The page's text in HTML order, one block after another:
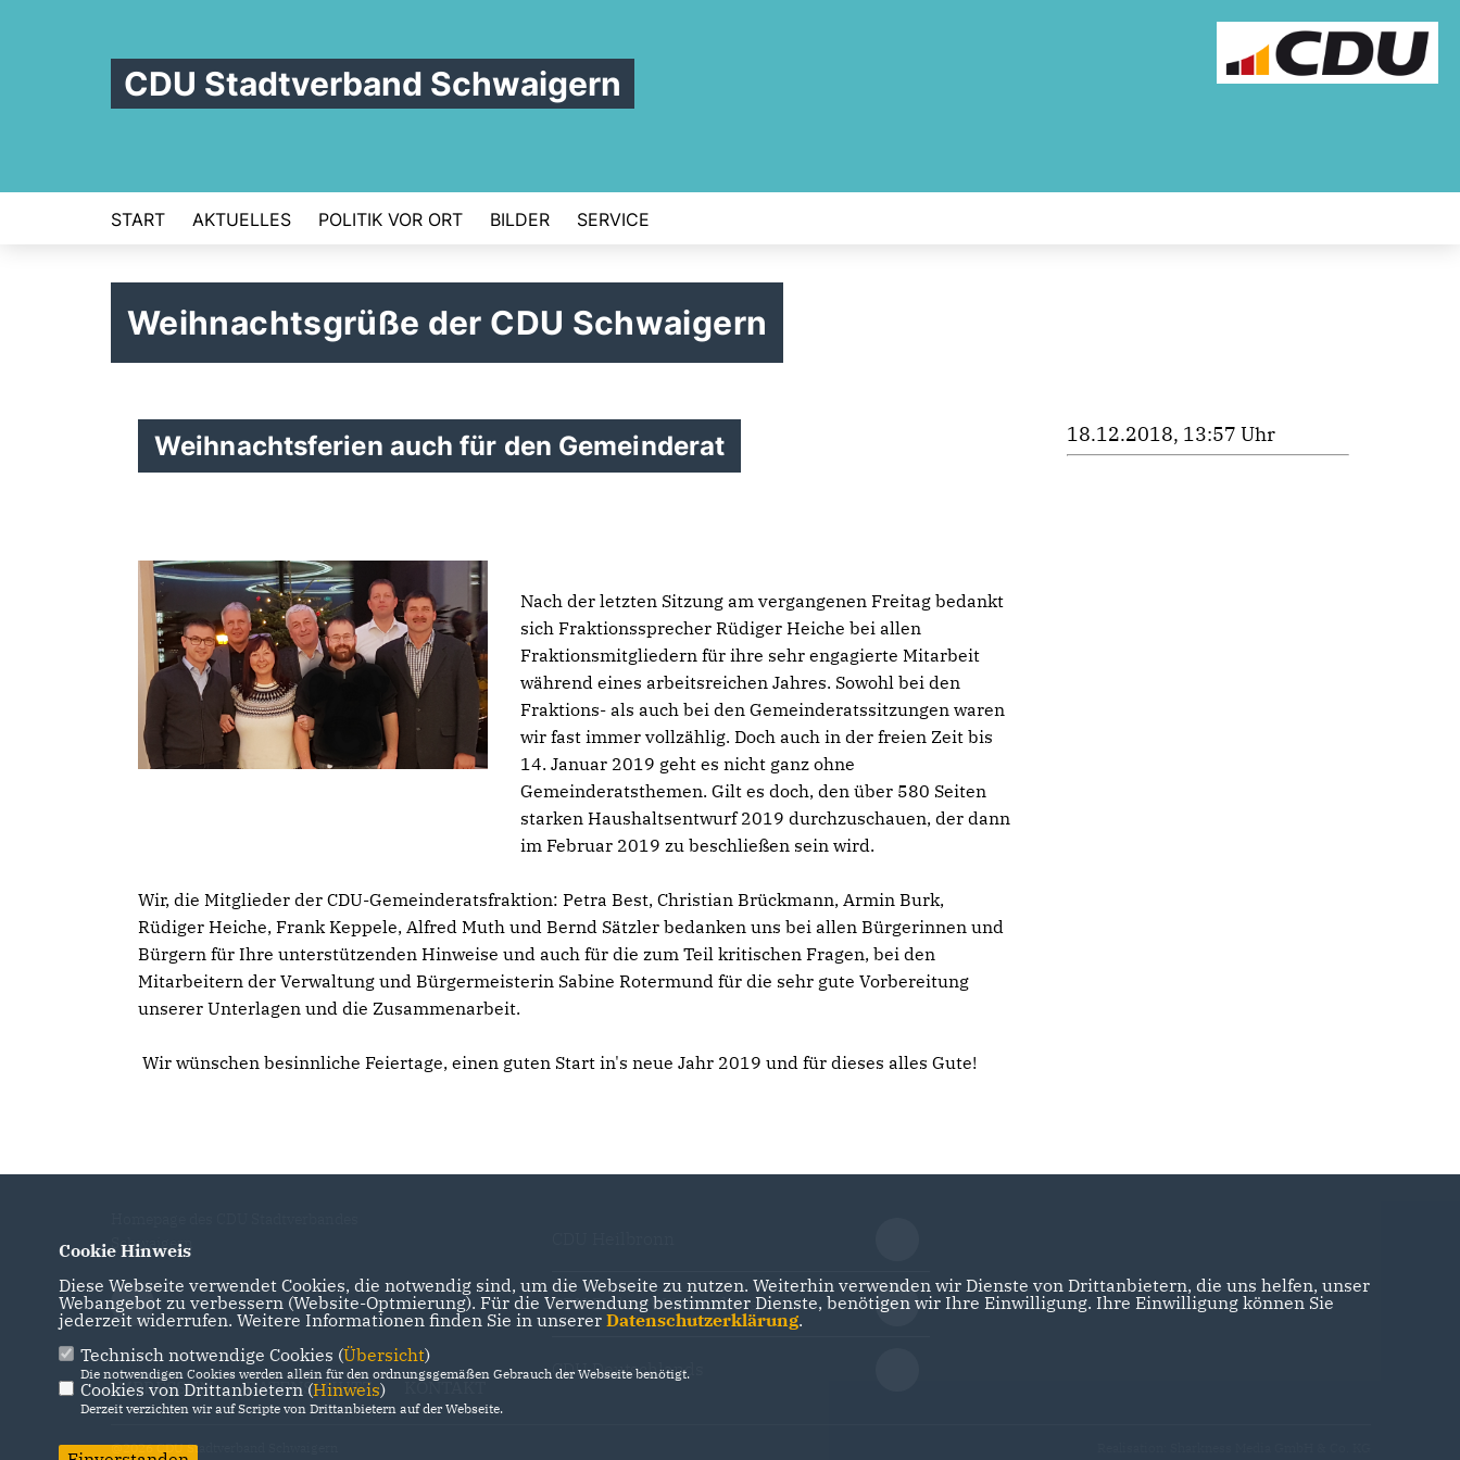
CDU Stadtverband Schwaigern
START AKTUELLES POLITIK VOR ORT BILDER SERVICE
Weihnachtsgrüße der CDU Schwaigern
Weihnachtsferien auch für den Gemeinderat
Nach der letzten Sitzung am vergangenen Freitag bedankt
sich Fraktionssprecher Rüdiger Heiche bei allen
Fraktionsmitgliedern für ihre sehr engagierte Mitarbeit
während eines arbeitsreichen Jahres. Sowohl bei den
Fraktions- als auch bei den Gemeinderatssitzungen waren
wir fast immer vollzählig. Doch auch in der freien Zeit bis
14. Januar 2019 geht es nicht ganz ohne
Gemeinderatsthemen. Gilt es doch, den über 580 Seiten
starken Haushaltsentwurf 2019 durchzuschauen, der dann
im Februar 2019 zu beschließen sein wird.
Wir, die Mitglieder der CDU-Gemeinderatsfraktion: Petra Best, Christian Brückmann, Armin Burk,
Rüdiger Heiche, Frank Keppele, Alfred Muth und Bernd Sätzler bedanken uns bei allen Bürgerinnen und
Bürgern für Ihre unterstützenden Hinweise und auch für die zum Teil kritischen Fragen, bei den
Mitarbeitern der Verwaltung und Bürgermeisterin Sabine Rotermund für die sehr gute Vorbereitung
unserer Unterlagen und die Zusammenarbeit.
Wir wünschen besinnliche Feiertage, einen guten Start in's neue Jahr 2019 und für dieses alles Gute!
18.12.2018, 13:57 Uhr
Schwaigern
IMPRESSUM DATENSCHUTZ KONTAKT
CDU Baden-Württemberg
CDU Deutschlands
@2026 CDU Stadtverband Schwaigern
Cookie Hinweis
Diese Webseite verwendet Cookies, die notwendig sind, um die Webseite zu nutzen. Weiterhin verwenden wir Dienste von Drittanbietern, die uns helfen, unser
Webangebot zu verbessern (Website-Optmierung). Für die Verwendung bestimmter Dienste, benötigen wir Ihre Einwilligung. Ihre Einwilligung können Sie
jederzeit widerrufen. Weitere Informationen finden Sie in unserer Datenschutzerklärung.
Technisch notwendige Cookies (Übersicht)
Die notwendigen Cookies werden allein für den ordnungsgemäßen Gebrauch der Webseite benötigt.
Cookies von Drittanbietern (Hinweis)
Derzeit verzichten wir auf Scripte von Drittanbietern auf der Webseite.